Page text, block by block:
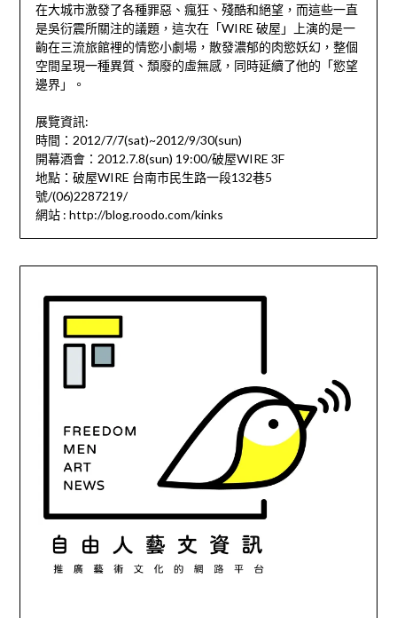
在大城市激發了各種罪惡、瘋狂、殘酷和絕望，而這些一直
是吳衍震所關注的議題，這次在「WIRE 破屋」上演的是一
齣在三流旅館裡的情慾小劇場，散發濃郁的肉慾妖幻，整個
空間呈現一種異質、頹廢的虛無感，同時延續了他的「慾望
邊界」。
展覽資訊:
時間：2012/7/7(sat)~2012/9/30(sun)
開幕酒會：2012.7.8(sun) 19:00/破屋WIRE 3F
地點：破屋WIRE 台南市民生路一段132巷5
號/(06)2287219/
網站 : http://blog.roodo.com/kinks